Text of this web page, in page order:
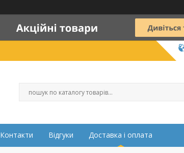
Контакти Відгуки Доставка і оплата